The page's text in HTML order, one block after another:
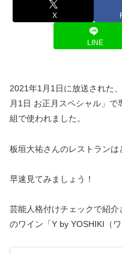
X
LINE
2021年1月1日に放送された
月1日 お正月スペシャル」
組で使われました。
板垣大祐さんのレストランは
早速見てみましょう！
芸能人格付けチェックで紹
のワイン「Y by YOSHIKI（